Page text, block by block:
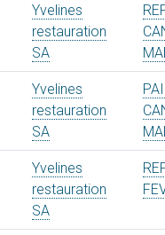
Yvelines
restauration
SA
Yvelines
restauration
SA
Yvelines
restauration
SA